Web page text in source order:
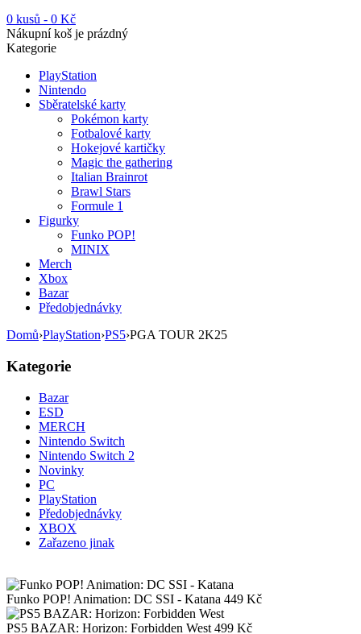
0 kusů - 0 Kč
Nákupní koš je prázdný
Kategorie
PlayStation
Nintendo
Sběratelské karty
Pokémon karty
Fotbalové karty
Hokejové kartičky
Magic the gathering
Italian Brainrot
Brawl Stars
Formule 1
Figurky
Funko POP!
MINIX
Merch
Xbox
Bazar
Předobjednávky
Domů›PlayStation›PS5›PGA TOUR 2K25
Kategorie
Bazar
ESD
MERCH
Nintendo Switch
Nintendo Switch 2
Novinky
PC
PlayStation
Předobjednávky
XBOX
Zařazeno jinak
Funko POP! Animation: DC SSI - Katana 449 Kč
PS5 BAZAR: Horizon: Forbidden West 499 Kč